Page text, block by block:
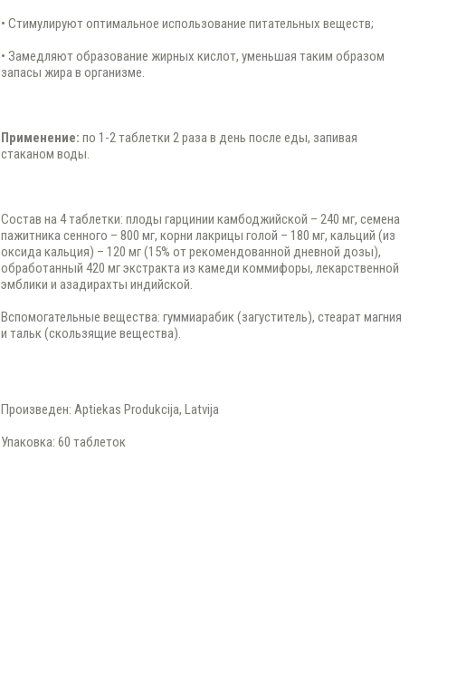
• Стимулируют оптимальное использование питательных веществ;
• Замедляют образование жирных кислот, уменьшая таким образом
запасы жира в организме.
Применение: по 1-2 таблетки 2 раза в день после еды, запивая
стаканом воды.
Состав на 4 таблетки: плоды гарцинии камбоджийской – 240 мг, семена
пажитника сенного – 800 мг, корни лакрицы голой – 180 мг, кальций (из
оксида кальция) – 120 мг (15% от рекомендованной дневной дозы),
обработанный 420 мг экстракта из камеди коммифоры, лекарственной
эмблики и азадирахты индийской.
Вспомогательные вещества: гуммиарабик (загуститель), стеарат магния
и тальк (скользящие вещества).
Произведен: Aptiekas Produkcija, Latvija
Упаковка: 60 таблеток